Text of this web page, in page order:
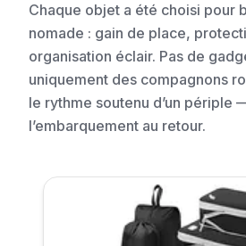
Chaque objet a été choisi pour
nomade : gain de place,
organisation éclair. Pas de
uniquement des compagnons
le rythme soutenu d’un périple
l’embarquement au retour.